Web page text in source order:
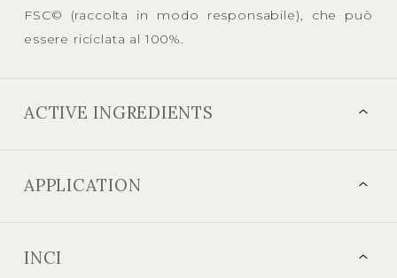
FSC© (raccolta in modo responsabile), che può
essere riciclata al 100%.
ACTIVE INGREDIENTS
APPLICATION
INCI